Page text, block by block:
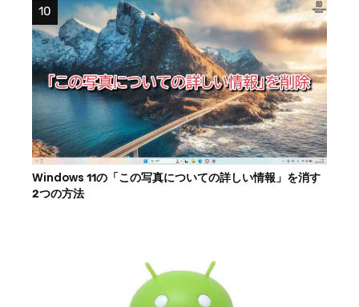
Windows 11の「この写真についての詳しい情報」を消す
2つの方法